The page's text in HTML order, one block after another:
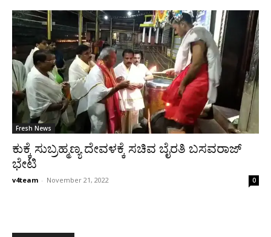
Fresh News
ಕುಕ್ಕೆ ಸುಬ್ರಹ್ಮಣ್ಯ ದೇವಳಕ್ಕೆ ಸಚಿವ ಬೈರತಿ ಬಸವರಾಜ್
ಭೇಟಿ
v4team - November 21, 2022 0